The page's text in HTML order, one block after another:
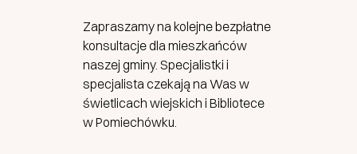
Zapraszamy na kolejne bezpłatne
konsultacje dla mieszkańców
naszej gminy. Specjalistki i
specjalista czekają na Was w
świetlicach wiejskich i Bibliotece
w Pomiechówku.